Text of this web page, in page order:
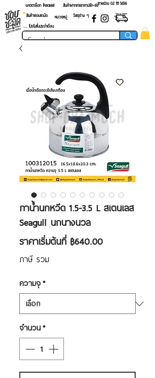
แคตตาล็อก โหลดเลย! สายด่วน 02 ​111 5656
สินค้าฝากขายราคาปลีก-ส่ง
สินค้าชอบชะมัด
หมวดหมู่
วัสดุต่าง ๆ
.... โปรโมชั่นประจำเดือน
กาน้ำนกหวีด 1.5-3.5 L สเตนเลส
Seagull นกนางนวล
ราคาเริ่มต้นที่ ฿640.00ราคา
ภาษี รวม
ความจุ*
จำนวน*